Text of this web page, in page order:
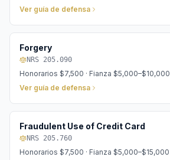
Ver guía de defensa
Forgery
NRS 205.090
Honorarios $7,500 · Fianza $5,000–$10,000
Ver guía de defensa
Fraudulent Use of Credit Card
NRS 205.760
Honorarios $7,500 · Fianza $5,000–$15,000